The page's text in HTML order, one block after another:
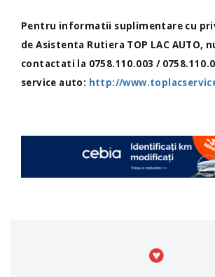
Pentru informatii suplimentare cu
de Asistenta Rutiera TOP LAC AUTO,
contactati la 0758.110.003 /
service auto: http://